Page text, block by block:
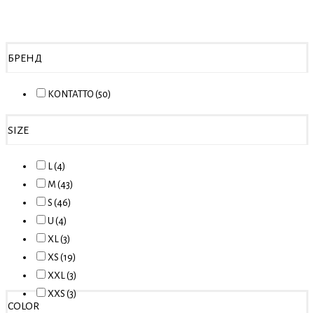
БРЕНД
KONTATTO (50)
SIZE
L (4)
M (43)
S (46)
U (4)
XL (3)
XS (19)
XXL (3)
XXS (3)
COLOR